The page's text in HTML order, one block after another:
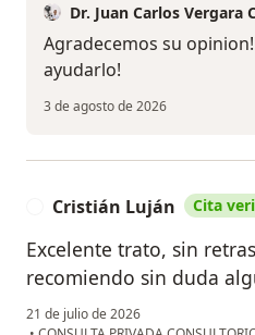
Dr. Juan Carlos Vergara
Agradecemos su
ayudarlo!
3 de agosto de 2026
Cristián Luján Cita
Excelente trato, sin
recomiendo sin duda
21 de julio de 2026